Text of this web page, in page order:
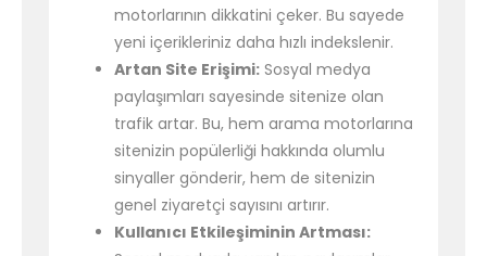
motorlarının dikkatini çeker. Bu sayede
yeni içerikleriniz daha hızlı indekslenir.
Artan Site Erişimi: Sosyal medya
paylaşımları sayesinde sitenize olan
trafik artar. Bu, hem arama motorlarına
sitenizin popülerliği hakkında olumlu
sinyaller gönderir, hem de sitenizin
genel ziyaretçi sayısını artırır.
Kullanıcı Etkileşiminin Artması: